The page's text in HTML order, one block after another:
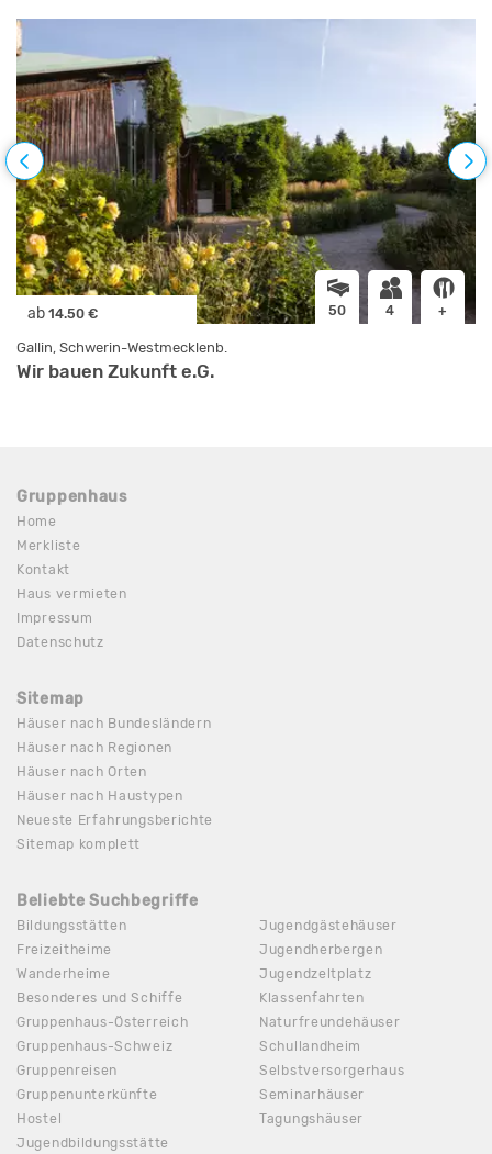
ab 14.50 € 50 4 +
Gallin, Schwerin-Westmecklenb.
Wir bauen Zukunft e.G.
Gruppenhaus
Home
Merkliste
Kontakt
Haus vermieten
Impressum
Datenschutz
Sitemap
Häuser nach Bundesländern
Häuser nach Regionen
Häuser nach Orten
Häuser nach Haustypen
Neueste Erfahrungsberichte
Sitemap komplett
Beliebte Suchbegriffe
Bildungsstätten
Freizeitheime
Wanderheime
Besonderes und Schiffe
Gruppenhaus-Österreich
Gruppenhaus-Schweiz
Gruppenreisen
Gruppenunterkünfte
Hostel
Jugendbildungsstätte
Jugendgästehäuser
Jugendherbergen
Jugendzeltplatz
Klassenfahrten
Naturfreundehäuser
Schullandheim
Selbstversorgerhaus
Seminarhäuser
Tagungshäuser